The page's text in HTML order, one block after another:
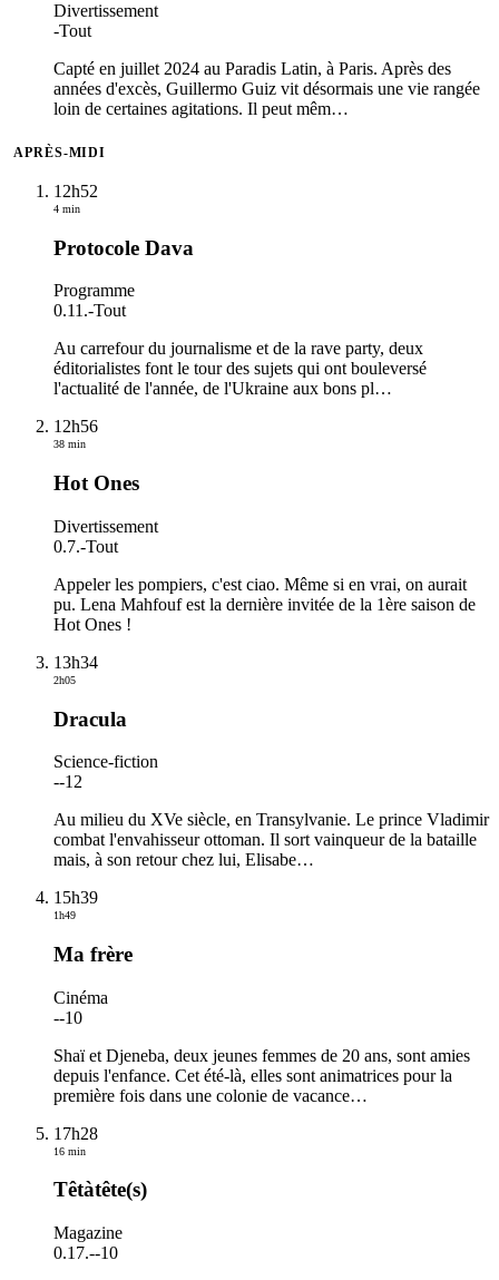
Divertissement
-Tout
Capté en juillet 2024 au Paradis Latin, à Paris. Après des
années d'excès, Guillermo Guiz vit désormais une vie rangée
loin de certaines agitations. Il peut mêm…
APRÈS-MIDI
12h52
4 min
Protocole Dava
Programme
0.11.-Tout
Au carrefour du journalisme et de la rave party, deux
éditorialistes font le tour des sujets qui ont bouleversé
l'actualité de l'année, de l'Ukraine aux bons pl…
12h56
38 min
Hot Ones
Divertissement
0.7.-Tout
Appeler les pompiers, c'est ciao. Même si en vrai, on aurait
pu. Lena Mahfouf est la dernière invitée de la 1ère saison de
Hot Ones !
13h34
2h05
Dracula
Science-fiction
--12
Au milieu du XVe siècle, en Transylvanie. Le prince Vladimir
combat l'envahisseur ottoman. Il sort vainqueur de la bataille
mais, à son retour chez lui, Elisabe…
15h39
1h49
Ma frère
Cinéma
--10
Shaï et Djeneba, deux jeunes femmes de 20 ans, sont amies
depuis l'enfance. Cet été-là, elles sont animatrices pour la
première fois dans une colonie de vacance…
17h28
16 min
Têtàtête(s)
Magazine
0.17.--10